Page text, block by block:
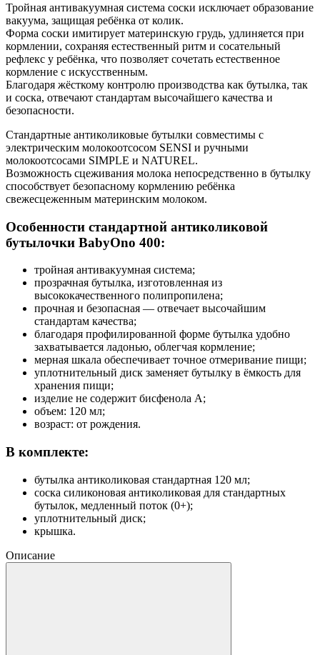
Тройная антивакуумная система соски исключает образование
вакуума, защищая ребёнка от колик.
Форма соски имитирует материнскую грудь, удлиняется при
кормлении, сохраняя естественный ритм и сосательный
рефлекс у ребёнка, что позволяет сочетать естественное
кормление с искусственным.
Благодаря жёсткому контролю производства как бутылка, так
и соска, отвечают стандартам высочайшего качества и
безопасности.
Стандартные антиколиковые бутылки совместимы с
электрическим молокоотсосом SENSI и ручными
молокоотсосами SIMPLE и NATUREL.
Возможность сцеживания молока непосредственно в бутылку
способствует безопасному кормлению ребёнка
свежесцеженным материнским молоком.
Особенности стандартной антиколиковой
бутылочки BabyOno 400:
тройная антивакуумная система;
прозрачная бутылка, изготовленная из
высококачественного полипропилена;
прочная и безопасная — отвечает высочайшим
стандартам качества;
благодаря профилированной форме бутылка удобно
захватывается ладонью, облегчая кормление;
мерная шкала обеспечивает точное отмеривание пищи;
уплотнительный диск заменяет бутылку в ёмкость для
хранения пищи;
изделие не содержит бисфенола А;
объем: 120 мл;
возраст: от рождения.
В комплекте:
бутылка антиколиковая стандартная 120 мл;
соска силиконовая антиколиковая для стандартных
бутылок, медленный поток (0+);
уплотнительный диск;
крышка.
Описание